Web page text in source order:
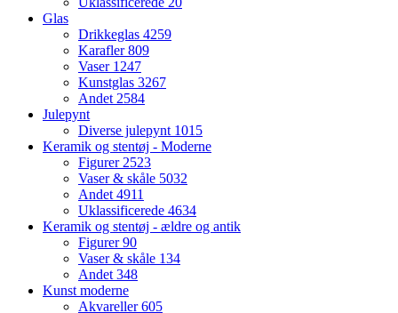
Glas
Drikkeglas 4259
Karafler809
Vaser 1247
Kunstglas 3267
Andet 2584
Julepynt
Diverse julepynt 1015
Keramik og stentøj - Moderne
Figurer 2523
Vaser & skåle 5032
Andet 4911
Uklassificerede 4634
Keramik og stentøj - ældre og antik
Figurer90
Vaser & skåle 134
Andet 348
Kunst moderne
Akvareller605